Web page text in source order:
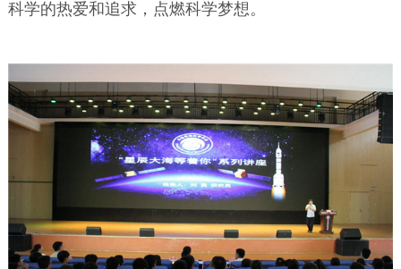
科学的热爱和追求，点燃科学梦想。